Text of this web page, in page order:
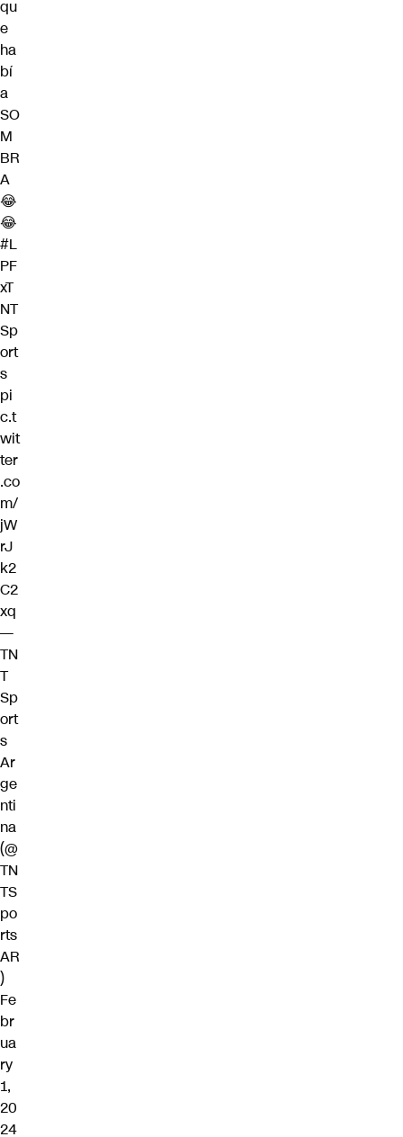
qu
e
ha
bí
a
SO
M
BR
A
😂
😂
#L
PF
xT
NT
Sp
ort
s
pi
c.t
wit
ter
.co
m/
jW
rJ
k2
C2
xq
—
TN
T
Sp
ort
s
Ar
ge
nti
na
(@
TN
TS
po
rts
AR
)
Fe
br
ua
ry
1,
20
24